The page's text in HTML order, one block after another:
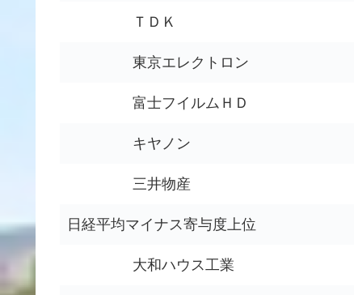
ＴＤＫ
東京エレクトロン
富士フイルムＨＤ
キヤノン
三井物産
日経平均マイナス寄与度上位
大和ハウス工業